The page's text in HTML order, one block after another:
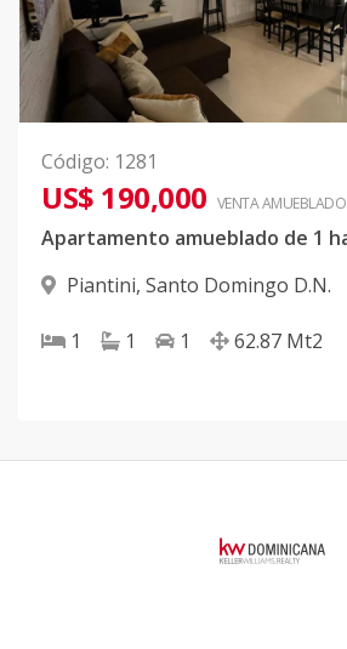
Código: 1281
US$ 190,000 VENTA AMUEBLADO
Piantini, Santo Domingo D.N.
1 1 1 62.87 Mt2